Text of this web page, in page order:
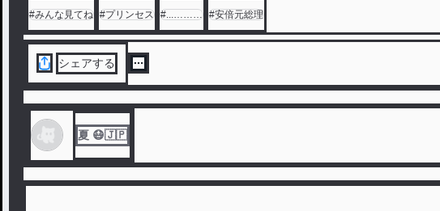
#みんな見てね #プリンセス # ...……… #安倍元総理
シェアする
夏 😷🇯🇵